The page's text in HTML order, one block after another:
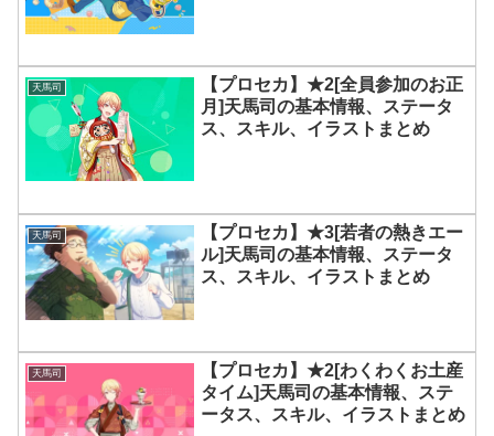
天馬司
【プロセカ】★2[全員参加のお正
月]天馬司の基本情報、ステータ
ス、スキル、イラストまとめ
天馬司
【プロセカ】★3[若者の熱きエー
ル]天馬司の基本情報、ステータ
ス、スキル、イラストまとめ
天馬司
【プロセカ】★2[わくわくお土産
タイム]天馬司の基本情報、ステ
ータス、スキル、イラストまとめ